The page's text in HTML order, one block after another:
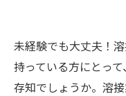
未経験でも大丈夫！
持っている方にとっ
存知でしょうか。溶